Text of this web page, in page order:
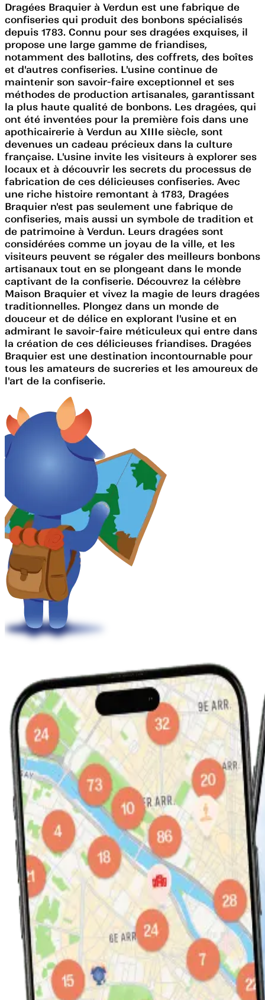
Dragées Braquier à Verdun est une fabrique de
confiseries qui produit des bonbons spécialisés
depuis 1783. Connu pour ses dragées exquises, il
propose une large gamme de friandises,
notamment des ballotins, des coffrets, des boîtes
et d'autres confiseries. L'usine continue de
maintenir son savoir-faire exceptionnel et ses
méthodes de production artisanales, garantissant
la plus haute qualité de bonbons. Les dragées, qui
ont été inventées pour la première fois dans une
apothicairerie à Verdun au XIIIe siècle, sont
devenues un cadeau précieux dans la culture
française. L'usine invite les visiteurs à explorer ses
locaux et à découvrir les secrets du processus de
fabrication de ces délicieuses confiseries. Avec
une riche histoire remontant à 1783, Dragées
Braquier n'est pas seulement une fabrique de
confiseries, mais aussi un symbole de tradition et
de patrimoine à Verdun. Leurs dragées sont
considérées comme un joyau de la ville, et les
visiteurs peuvent se régaler des meilleurs bonbons
artisanaux tout en se plongeant dans le monde
captivant de la confiserie. Découvrez la célèbre
Maison Braquier et vivez la magie de leurs dragées
traditionnelles. Plongez dans un monde de
douceur et de délice en explorant l'usine et en
admirant le savoir-faire méticuleux qui entre dans
la création de ces délicieuses friandises. Dragées
Braquier est une destination incontournable pour
tous les amateurs de sucreries et les amoureux de
l'art de la confiserie.